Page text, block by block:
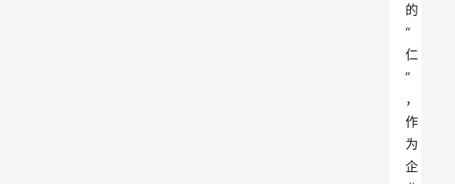
的
“
仁
”
，
作
为
企